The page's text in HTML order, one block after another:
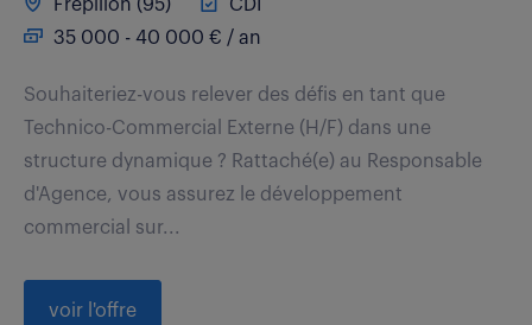
Frepillon (95)
CDI
35 000 - 40 000 € / an
Souhaiteriez-vous relever des défis en tant que
Technico-Commercial Externe (H/F) dans une
structure dynamique ? Rattaché(e) au Responsable
d'Agence, vous assurez le développement
commercial sur...
voir l'offre